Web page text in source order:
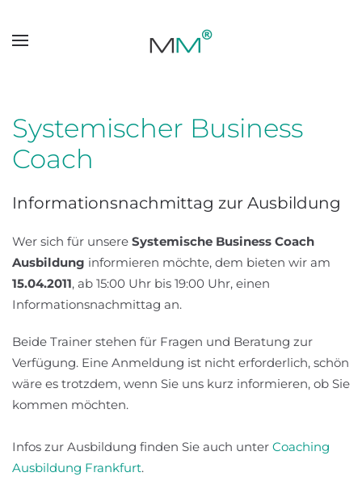
Skip to main content
Systemischer Business
Coach
Informationsnachmittag zur Ausbildung
Wer sich für unsere Systemische Business Coach
Ausbildung informieren möchte, dem bieten wir am
15.04.2011, ab 15:00 Uhr bis 19:00 Uhr, einen
Informationsnachmittag an.
Beide Trainer stehen für Fragen und Beratung zur
Verfügung. Eine Anmeldung ist nicht erforderlich, schön
wäre es trotzdem, wenn Sie uns kurz informieren, ob Sie
kommen möchten.
Infos zur Ausbildung finden Sie auch unter Coaching
Ausbildung Frankfurt.